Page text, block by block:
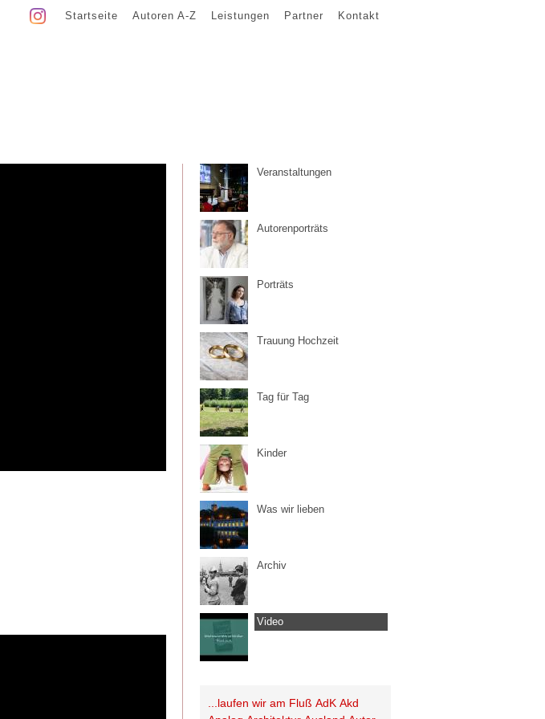
Startseite Autoren A-Z Leistungen Partner Kontakt
Veranstaltungen
Autorenporträts
Porträts
Trauung Hochzeit
Tag für Tag
Kinder
Was wir lieben
Archiv
Video
...laufen wir am Fluß AdK Akd